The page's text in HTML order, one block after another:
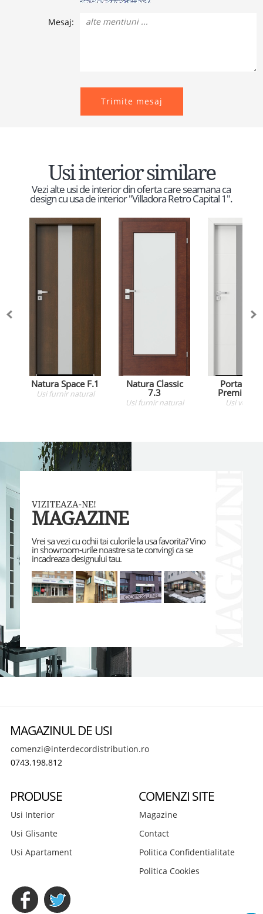
Mesaj:
Trimite mesaj
Usi interior similare
Vezi alte usi de interior din oferta care seamana ca
design cu usa de interior "Villadora Retro Capital 1".
Natura Space F.1
Usifurnir natural
Natura Classic
7.3
Usifurnir natural
Porta
Premium
Usi vopsite
VIZITEAZA-NE!
MAGAZINE
Vrei sa vezi cu ochii tai culorile la usa favorita? Vino
in showroom-urile noastre sa te convingi ca se
incadreaza designului tau.
MAGAZINUL DE USI
comenzi@interdecordistribution.ro
0743.198.812
PRODUSE
Usi Interior
Usi Glisante
Usi Apartament
COMENZI SITE
Magazine
Contact
Politica Confidentialitate
Politica Cookies